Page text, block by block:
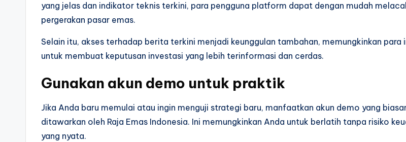
yang jelas dan indikator teknis terkini, para pengguna platform dapat dengan mudah
pergerakan pasar emas.
Selain itu, akses terhadap berita terkini menjadi keunggulan tambahan, memungkinkan para
untuk membuat keputusan investasi yang lebih terinformasi dan cerdas.
Gunakan akun demo untuk praktik
Jika Anda baru memulai atau ingin menguji strategi baru, manfaatkan akun demo yang
ditawarkan oleh Raja Emas Indonesia. Ini memungkinkan Anda untuk berlatih tanpa risiko
yang nyata.